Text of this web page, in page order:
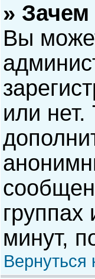
»
Вы
или
группах
минут,
Вернуться